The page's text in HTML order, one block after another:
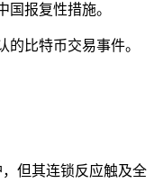
国报复性措施。
比特币交易事件。
但其连锁反应触及全